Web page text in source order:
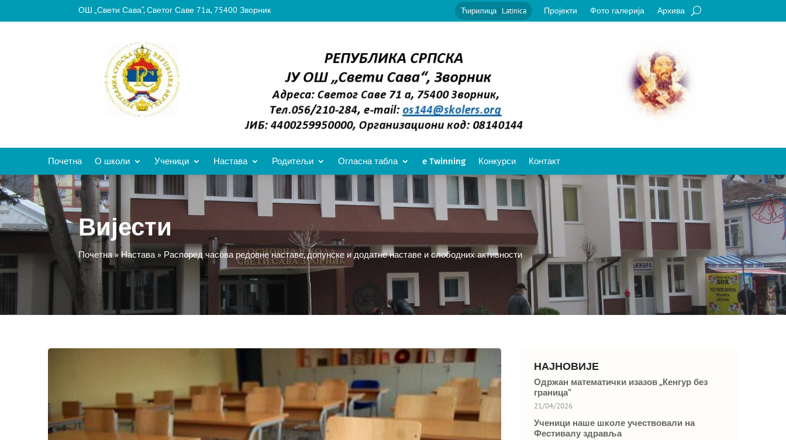
ОШ „Свети Сава“, Светог Саве 71а, 75400 Зворник Пројекти Фото галерија Архива
Ћирилица| Latinica
Почетна О школи Ученици Настава Родитељи Огласна табла e Twinning Конкурси Контакт
Вијести
Почетна»Настава» Распоред часова редовне наставе, допунске и додатне наставе и слободних активности
НАЈНОВИЈЕ
Одржан математички изазов „Кенгур без
граница“
21/04/2026
Ученици наше школе учествовали на
Фестивалу здравља